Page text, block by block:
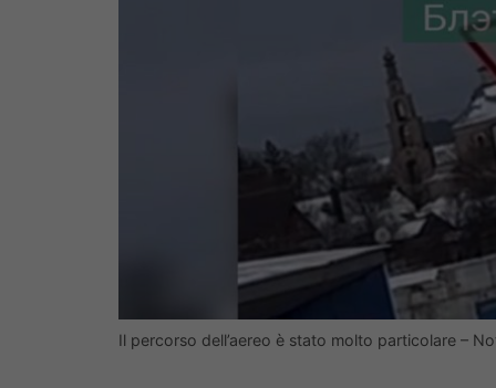
Il percorso dell’aereo è stato molto particolare –